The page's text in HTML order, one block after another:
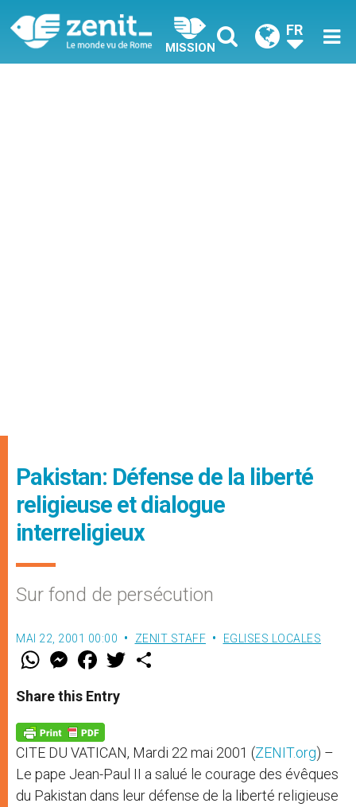
MISSION
FR
Pakistan: Défense de la liberté
religieuse et dialogue
interreligieux
Sur fond de persécution
MAI 22, 2001 00:00 ZENIT STAFF EGLISES LOCALES
W
t
s
p
p
M
e
s
e
g
e
r
F
a
e
b
o
k
w
Share this Entry
CITE DU VATICAN, Mardi 22 mai 2001 (ZENIT.org) –
Le pape Jean-Paul II a salué le courage des évêques
du Pakistan dans leur défense de la liberté religieuse